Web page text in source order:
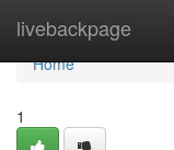
livebackpage
Home
Home
1